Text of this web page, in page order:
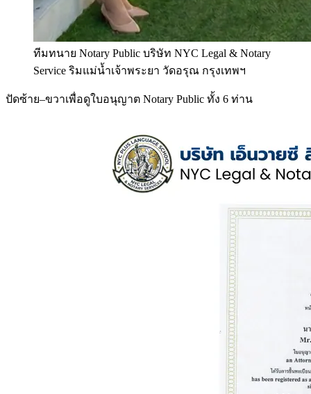
ทีมทนาย Notary Public บริษัท NYC Legal & Notary
Service ริมแม่น้ำเจ้าพระยา วัดอรุณ กรุงเทพฯ
ปัดซ้าย–ขวาเพื่อดูใบอนุญาต Notary Public ทั้ง 6 ท่าน